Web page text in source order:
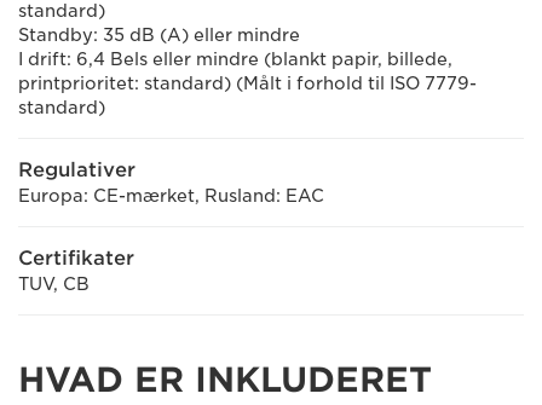
standard)
Standby: 35 dB (A) eller mindre
I drift: 6,4 Bels eller mindre (blankt papir, billede,
printprioritet: standard) (Målt i forhold til ISO 7779-
standard)
Regulativer
Europa: CE-mærket, Rusland: EAC
Certifikater
TUV, CB
HVAD ER INKLUDERET